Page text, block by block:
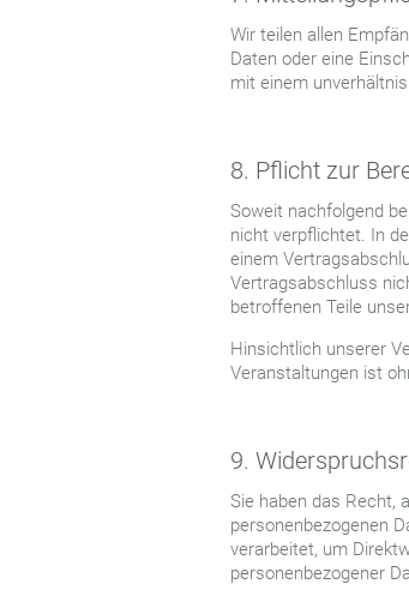
Wir teilen allen
Daten oder eine
mit einem
8. Pflicht zur
Soweit nachfolgend
nicht verpflichtet. In
einem
Vertragsabschluss
betroffenen Teile
Hinsichtlich unserer
Veranstaltungen ist
9.
Sie haben das Recht,
personenbezogenen
verarbeitet, um
personenbezogener